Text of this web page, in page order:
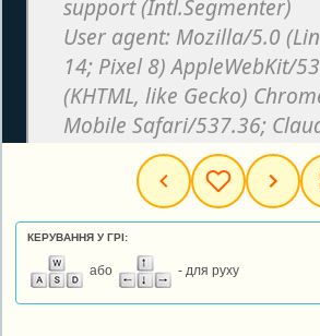
КЕРУВАННЯ У ГРІ:
або - для руху